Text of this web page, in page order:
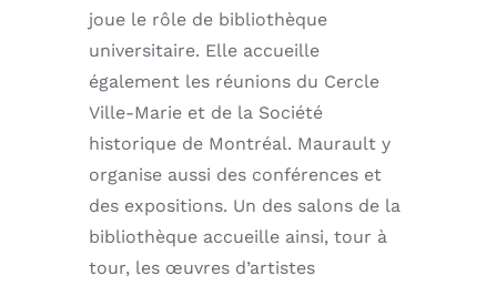
joue le rôle de bibliothèque
universitaire. Elle accueille
également les réunions du Cercle
Ville-Marie et de la Société
historique de Montréal. Maurault y
organise aussi des conférences et
des expositions. Un des salons de la
bibliothèque accueille ainsi, tour à
tour, les œuvres d’artistes